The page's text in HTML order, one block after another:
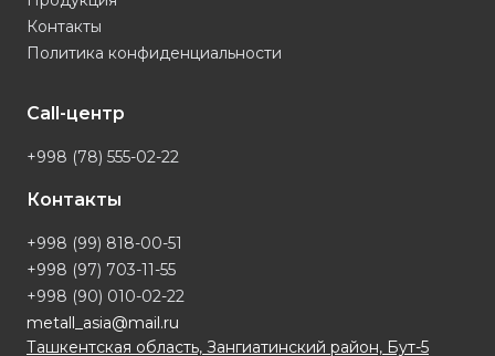
Контакты
Политика конфиденциальности
Call-центр
+998 (78) 555-02-22
Контакты
+998 (99) 818-00-51
+998 (97) 703-11-55
+998 (90) 010-02-22
metall_asia@mail.ru
Ташкентская область, Зангиатинский район, Бут-5